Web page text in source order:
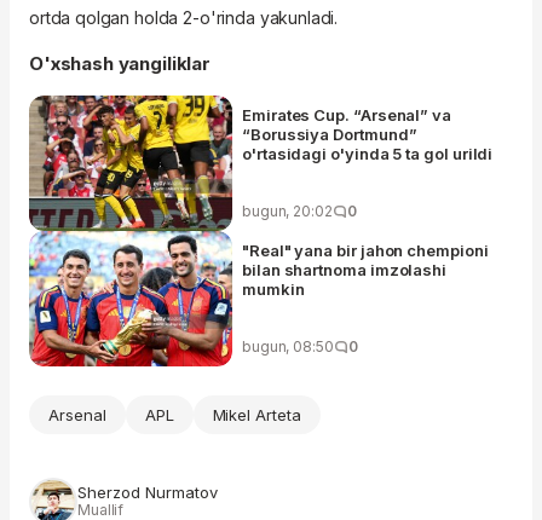
ortda qolgan holda 2-o'rinda yakunladi.
O'xshash yangiliklar
Emirates Cup. “Arsenal” va
“Borussiya Dortmund”
o'rtasidagi o'yinda 5 ta gol urildi
bugun, 20:02 0
"Real" yana bir jahon chempioni
bilan shartnoma imzolashi
mumkin
bugun, 08:50 0
Arsenal APL Mikel Arteta
Sherzod Nurmatov
Muallif